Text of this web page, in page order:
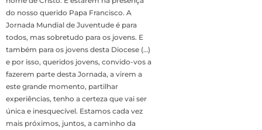
do nosso querido Papa Francisco. A
Jornada Mundial de Juventude é para
todos, mas sobretudo para os jovens. E
também para os jovens desta Diocese (…)
e por isso, queridos jovens, convido-vos a
fazerem parte desta Jornada, a virem a
este grande momento, partilhar
experiências, tenho a certeza que vai ser
única e inesquecível. Estamos cada vez
mais próximos, juntos, a caminho da